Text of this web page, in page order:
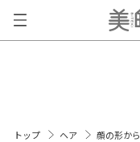
トップ ヘア 顔の形か